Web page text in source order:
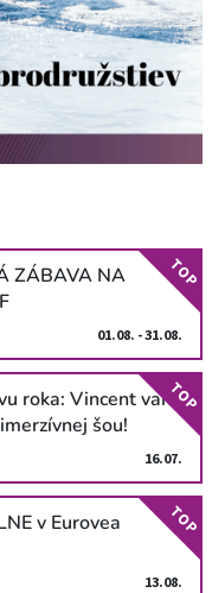
ZÁBAVA NA
01.08. - 31.08.
TOP
roka: Vincent van
šou!
16.07.
TOP
v Eurovea
13.08.
TOP